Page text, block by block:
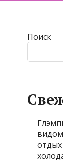
Поиск
отдых